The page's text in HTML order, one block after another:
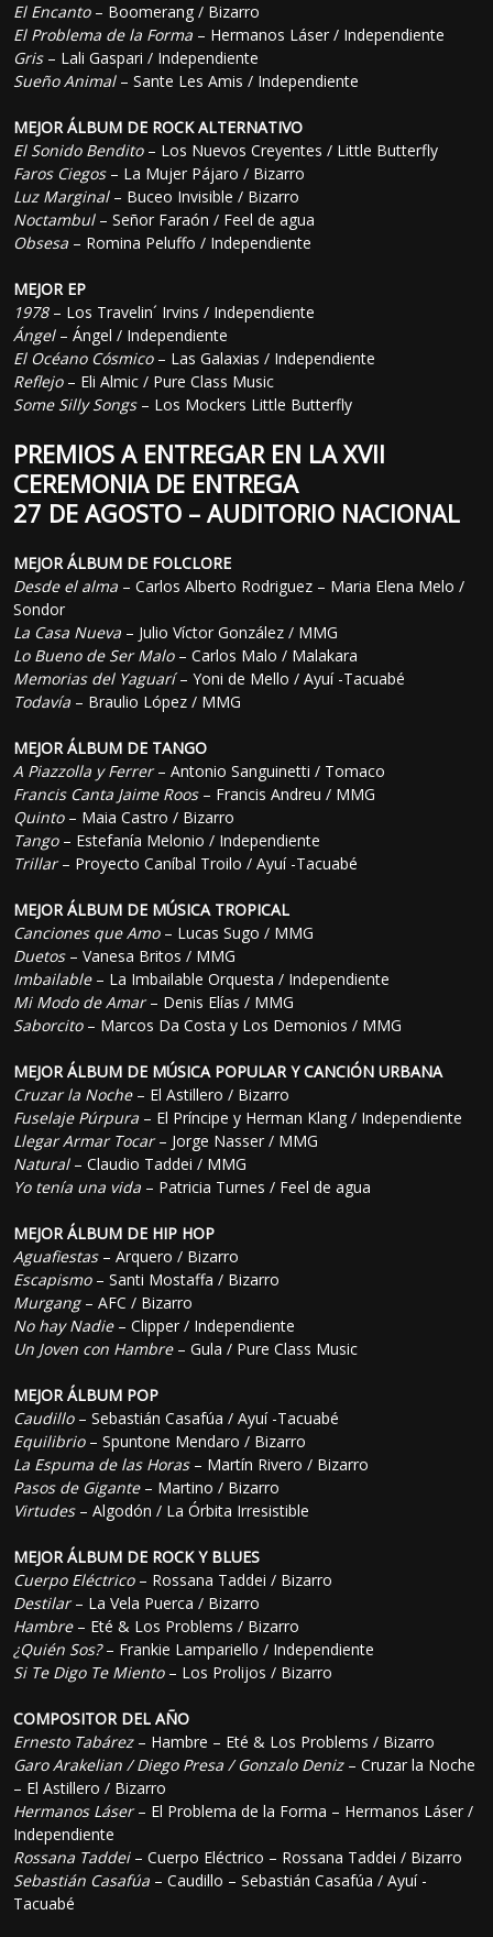
El Encanto– Boomerang / Bizarro
El Problema de la Forma – Hermanos Láser / Independiente
Gris– Lali Gaspari / Independiente
Sueño Animal– Sante Les Amis / Independiente
MEJOR ÁLBUM DE ROCK ALTERNATIVO
El Sonido Bendito– Los Nuevos Creyentes / Little Butterfly
Faros Ciegos– La Mujer Pájaro / Bizarro
Luz Marginal– Buceo Invisible / Bizarro
Noctambul– Señor Faraón / Feel de agua
Obsesa – Romina Peluffo / Independiente
MEJOR EP
1978– Los Travelin´ Irvins / Independiente
Ángel– Ángel / Independiente
El Océano Cósmico– Las Galaxias / Independiente
Reflejo– Eli Almic / Pure Class Music
Some Silly Songs– Los Mockers Little Butterfly
PREMIOS A ENTREGAR EN LA XVII
CEREMONIA DE ENTREGA
27 DE AGOSTO – AUDITORIO NACIONAL
MEJOR ÁLBUM DE FOLCLORE
Desde el alma – Carlos Alberto Rodriguez – Maria Elena Melo /
Sondor
La Casa Nueva – Julio Víctor González / MMG
Lo Bueno de Ser Malo– Carlos Malo / Malakara
Memorias del Yaguarí– Yoni de Mello / Ayuí -Tacuabé
Todavía – Braulio López / MMG
MEJOR ÁLBUM DE TANGO
A Piazzolla y Ferrer– Antonio Sanguinetti / Tomaco
Francis Canta Jaime Roos– Francis Andreu / MMG
Quinto– Maia Castro / Bizarro
Tango– Estefanía Melonio / Independiente
Trillar– Proyecto Caníbal Troilo / Ayuí -Tacuabé
MEJOR ÁLBUM DE MÚSICA TROPICAL
Canciones que Amo– Lucas Sugo / MMG
Duetos– Vanesa Britos / MMG
Imbailable– La Imbailable Orquesta / Independiente
Mi Modo de Amar– Denis Elías / MMG
Saborcito– Marcos Da Costa y Los Demonios / MMG
MEJOR ÁLBUM DE MÚSICA POPULAR Y CANCIÓN URBANA
Cruzar la Noche– El Astillero / Bizarro
Fuselaje Púrpura – El Príncipe y Herman Klang / Independiente
Llegar Armar Tocar– Jorge Nasser / MMG
Natural– Claudio Taddei / MMG
Yo tenía una vida – Patricia Turnes / Feel de agua
MEJOR ÁLBUM DE HIP HOP
Aguafiestas– Arquero / Bizarro
Escapismo– Santi Mostaffa / Bizarro
Murgang– AFC / Bizarro
No hay Nadie– Clipper / Independiente
Un Joven con Hambre– Gula / Pure Class Music
MEJOR ÁLBUM POP
Caudillo– Sebastián Casafúa / Ayuí -Tacuabé
Equilibrio– Spuntone Mendaro / Bizarro
La Espuma de las Horas– Martín Rivero / Bizarro
Pasos de Gigante– Martino / Bizarro
Virtudes– Algodón / La Órbita Irresistible
MEJOR ÁLBUM DE ROCK Y BLUES
Cuerpo Eléctrico– Rossana Taddei / Bizarro
Destilar– La Vela Puerca / Bizarro
Hambre– Eté & Los Problems / Bizarro
¿Quién Sos?– Frankie Lampariello / Independiente
Si Te Digo Te Miento– Los Prolijos / Bizarro
COMPOSITOR DEL AÑO
Ernesto Tabárez– Hambre – Eté & Los Problems / Bizarro
Garo Arakelian / Diego Presa / Gonzalo Deniz– Cruzar la Noche
– El Astillero / Bizarro
Hermanos Láser– El Problema de la Forma – Hermanos Láser /
Independiente
Rossana Taddei– Cuerpo Eléctrico – Rossana Taddei / Bizarro
Sebastián Casafúa – Caudillo – Sebastián Casafúa / Ayuí -
Tacuabé